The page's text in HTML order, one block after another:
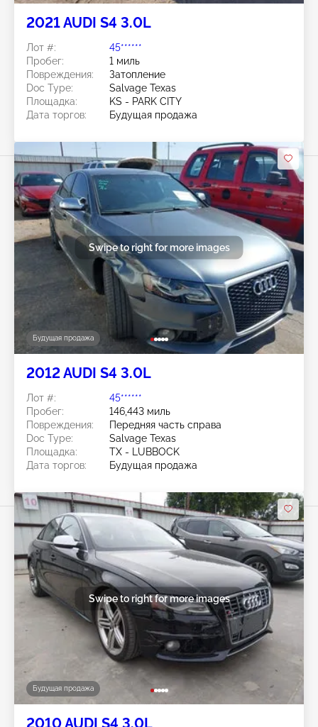
2021 AUDI S4 3.0L
Лот #:
45******
Пробег:
1 миль
Повреждения:
Затопление
Doc Type:
Salvage Texas
Площадка:
KS - PARK CITY
Дата торгов:
Будущая продажа
Будущая продажа
Swipe to right for more images
2012 AUDI S4 3.0L
Лот #:
45******
Пробег:
146,443 миль
Повреждения:
Передняя часть справа
Doc Type:
Salvage Texas
Площадка:
TX - LUBBOCK
Дата торгов:
Будущая продажа
Будущая продажа
Swipe to right for more images
2010 AUDI S4 3.0L